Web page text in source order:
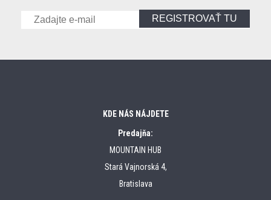
REGISTROVAŤ TU
KDE NÁS NÁJDETE
Predajňa:
MOUNTAIN HUB
Stará Vajnorská 4,
Bratislava